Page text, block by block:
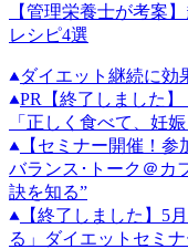
【管理栄養士が考案
レシピ4選
ダイエット継続に効
PR
【終了しました
「正しく食べて、妊
【セミナー開催！
バランス･トーク＠カ
訣を知る”
【終了しました】5
る」ダイエットセミナ